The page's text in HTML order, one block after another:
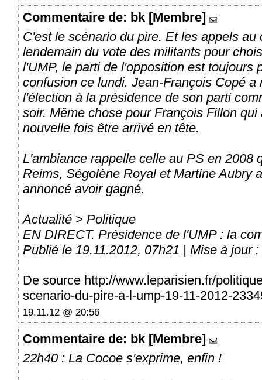
Commentaire de: bk [Membre]
C'est le scénario du pire. Et les appels
lendemain du vote des militants pour
l'UMP, le parti de l'opposition est toujours
confusion ce lundi. Jean-François Copé a
l'élection à la présidence de son parti
soir. Même chose pour François Fillon
nouvelle fois être arrivé en tête.
L'ambiance rappelle celle au PS en 2008
Reims, Ségolène Royal et Martine Aubry
annoncé avoir gagné.
Actualité > Politique
EN DIRECT. Présidence de l'UMP : la
Publié le 19.11.2012, 07h21 | Mise à jour
De source http://www.leparisien.fr/
scenario-du-pire-a-l-ump-19-11-2012-
19.11.12 @ 20:56
Commentaire de: bk [Membre]
22h40 : La Cocoe s'exprime, enfin !